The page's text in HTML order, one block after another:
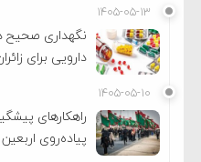
۱۴۰۵-۰۵-۱۳
نگهداری صحیح
دارویی برای
۱۴۰۵-۰۵-۱۰
راهکارهای
پیاده‌روی اربعین